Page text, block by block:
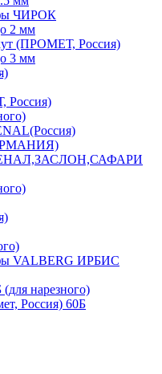
ЧИРОК
2 мм
(ПРОМЕТ, Россия)
3 мм
VALBERG ИРБИС
нарезного)
Россия) 60Б